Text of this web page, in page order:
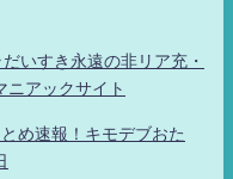
いすき永遠の非リア充・
ニアックサイト
め速報！キモデブおた